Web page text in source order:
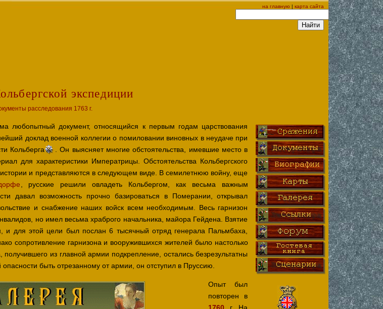
на главную |карта сайта
экспедиции
расследования 1763 г.
любопытный документ, относящийся к первым годам царствования
доклад военной коллегии о помиловании виновных в неудаче при
Кольберга
. Он выясняет многие обстоятельства, имевшие место в
для характеристики Императрицы. Обстоятельства Кольбергского
и представляются в следующем виде. В семилетнюю войну, еще
, русские решили овладеть Кольбергом, как весьма важным
давал возможность прочно базироваться в Померании, открывал
и снабжение наших войск всем необходимым. Весь гарнизон
но имел весьма храброго начальника, майора Гейдена. Взятие
и для этой цели был послан 6 тысячный отряд генерала Пальмбаха,
сопротивление гарнизона и вооружившихся жителей было настолько
из главной армии подкрепление, остались безрезультатны
быть отрезанному от армии, он отступил в Пруссию.
Опыт был
повторен в